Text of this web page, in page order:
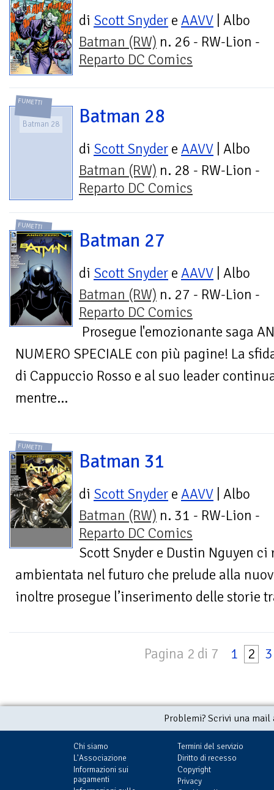
di Scott Snyder e AAVV | Albo
Batman (RW) n. 26 - RW-Lion -
Reparto DC Comics
FUMETTI
Batman 28 Batman 28
di Scott Snyder e AAVV | Albo
Batman (RW) n. 28 - RW-Lion -
Reparto DC Comics
FUMETTI
Batman 27
di Scott Snyder e AAVV | Albo
Batman (RW) n. 27 - RW-Lion -
Reparto DC Comics
Prosegue l'emozionante saga
NUMERO SPECIALE con più pagine! La
di Cappuccio Rosso e al suo leader
mentre...
FUMETTI
Batman 31
di Scott Snyder e AAVV | Albo
Batman (RW) n. 31 - RW-Lion -
Reparto DC Comics
Scott Snyder e Dustin Nguyen
ambientata nel futuro che prelude alla
inoltre prosegue l’inserimento delle storie
Pagina 2 di 7 1 2 3
Problemi? Scrivi una
Chi siamo
L'Associazione
Informazioni sui
pagamenti
Termini del servizio
Diritto di recesso
Copyright
Privacy